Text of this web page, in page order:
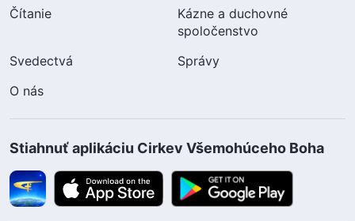
Čítanie
Kázne a duchovné
spoločenstvo
Svedectvá
Správy
O nás
Stiahnuť aplikáciu Cirkev Všemohúceho Boha